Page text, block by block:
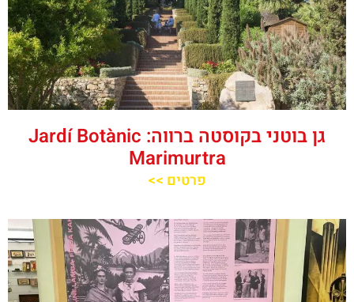
גן בוטני בקוסטה ברווה: ‪‪Jardí Botànic
Marimurtra‬‬
פרטים >>